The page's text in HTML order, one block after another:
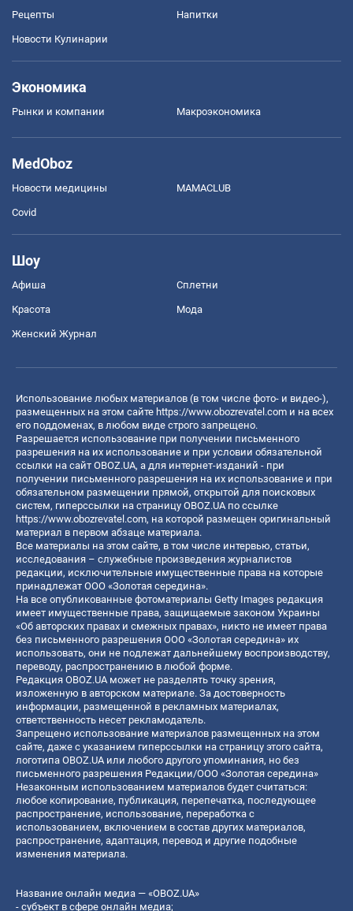
Рецепты Напитки
Новости Кулинарии
Экономика
Рынки и компании Mакроэкономика
MedOboz
Новости медицины MAMACLUB
Covid
Шоу
Афиша Сплетни
Красота Мода
Женский Журнал
Использование любых материалов (в том числе фото- и видео-),
размещенных на этом сайте https://www.obozrevatel.com и на всех
его поддоменах, в любом виде строго запрещено.
Разрешается использование при получении письменного
разрешения на их использование и при условии обязательной
ссылки на сайт OBOZ.UA, а для интернет-изданий - при
получении письменного разрешения на их использование и при
обязательном размещении прямой, открытой для поисковых
систем, гиперссылки на страницу OBOZ.UA по ссылке
https://www.obozrevatel.com, на которой размещен оригинальный
материал в первом абзаце материала.
Все материалы на этом сайте, в том числе интервью, статьи,
исследования – служебные произведения журналистов
редакции, исключительные имущественные права на которые
принадлежат ООО «Золотая середина».
На все опубликованные фотоматериалы Getty Images редакция
имеет имущественные права, защищаемые законом Украины
«Об авторских правах и смежных правах», никто не имеет права
без письменного разрешения ООО «Золотая середина» их
использовать, они не подлежат дальнейшему воспроизводству,
переводу, распространению в любой форме.
Редакция OBOZ.UA может не разделять точку зрения,
изложенную в авторском материале. За достоверность
информации, размещенной в рекламных материалах,
ответственность несет рекламодатель.
Запрещено использование материалов размещенных на этом
сайте, даже с указанием гиперссылки на страницу этого сайта,
логотипа OBOZ.UA или любого другого упоминания, но без
письменного разрешения Редакции/ООО «Золотая середина»
Незаконным использованием материалов будет считаться:
любое копирование, публикация, перепечатка, последующее
распространение, использование, переработка с
использованием, включением в состав других материалов,
распространение, адаптация, перевод и другие подобные
изменения материала.
Название онлайн медиа — «OBOZ.UA»
- субъект в сфере онлайн медиа;